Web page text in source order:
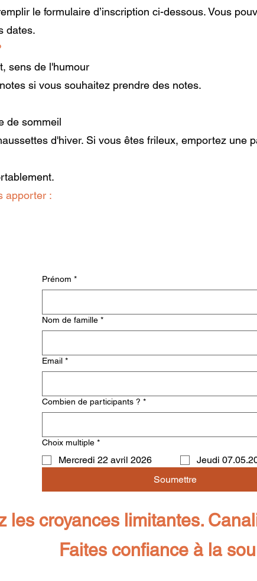
le formulaire d’inscription ci-dessous. Vous
dates.
sens de l'humour
si vous souhaitez prendre des notes.
de sommeil
d'hiver. Si vous êtes frileux, emportez une
apporter :
Prénom *
Nom de famille *
Email *
Combien de participants ? *
Choix multiple *
Mercredi 22 avril 2026
Jeudi
Soumettre
les croyances limitantes.
Faites confiance à la